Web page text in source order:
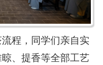
程，同学们亲自实
、提香等全部工艺